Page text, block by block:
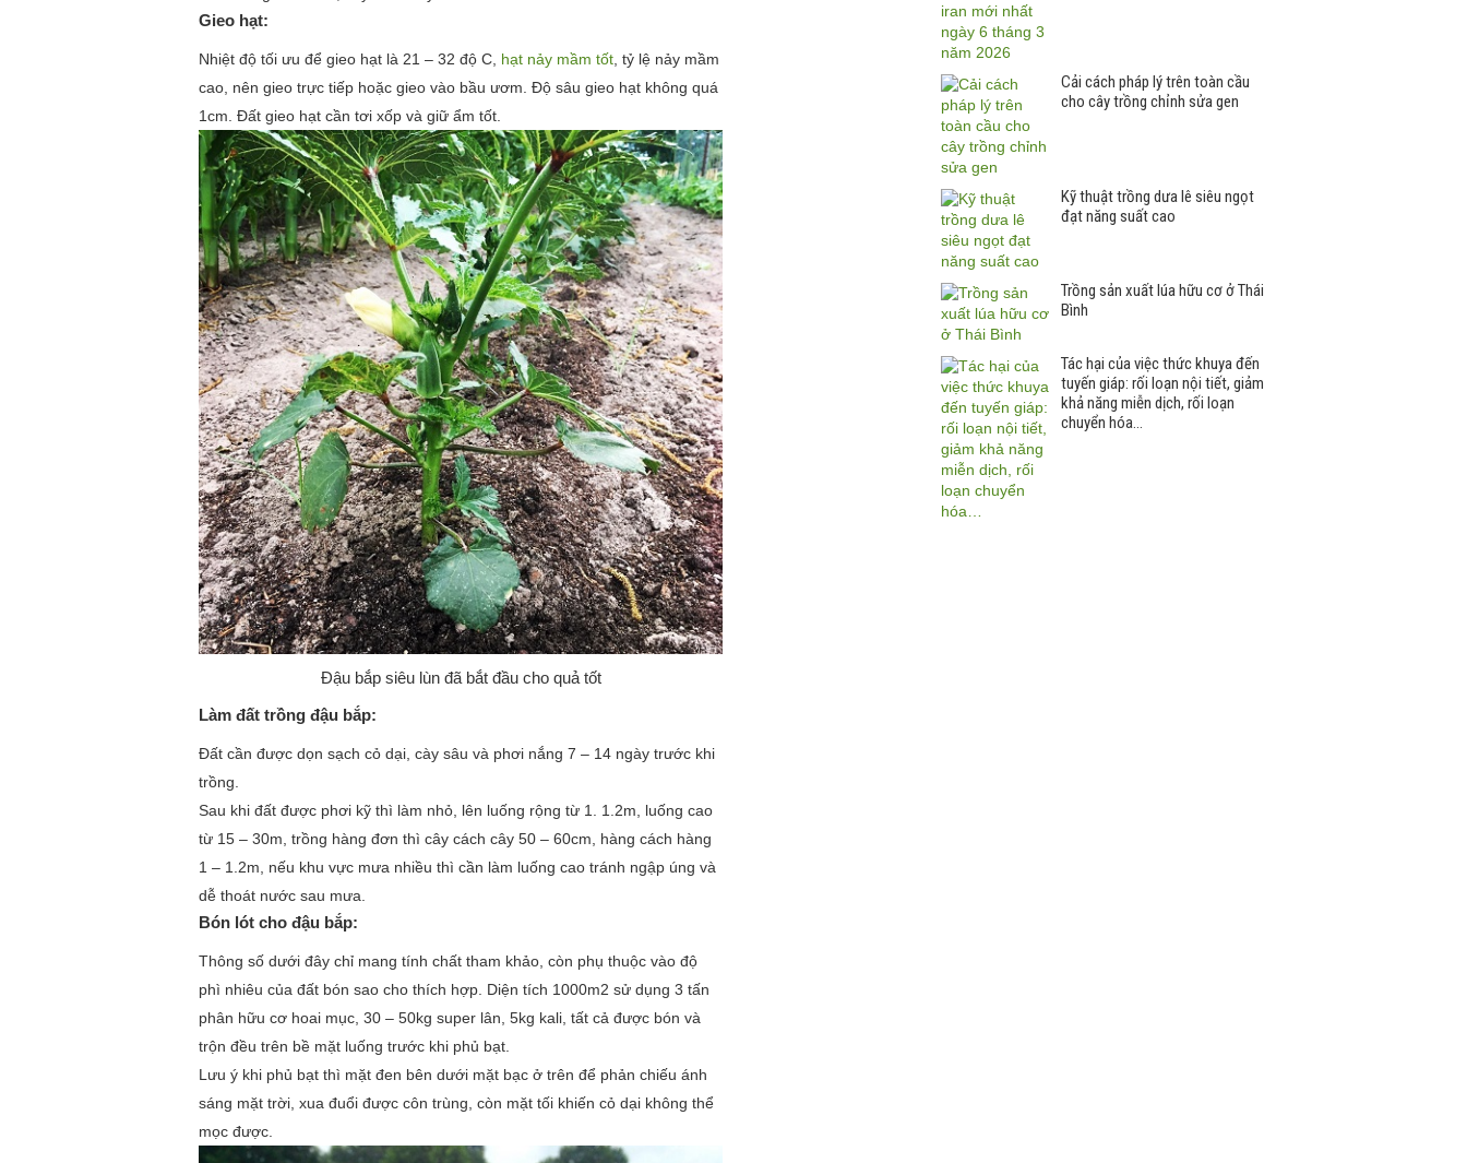
Gieo hạt:
Nhiệt độ tối ưu để gieo hạt là 21 – 32 độ C, hạt nảy mầm tốt, tỷ lệ nảy mầm
cao, nên gieo trực tiếp hoặc gieo vào bầu ươm. Độ sâu gieo hạt không quá
1cm. Đất gieo hạt cần tơi xốp và giữ ẩm tốt.
Đậu bắp siêu lùn đã bắt đầu cho quả tốt
Làm đất trồng đậu bắp:
Đất cần được dọn sạch cỏ dại, cày sâu và phơi nắng 7 – 14 ngày trước khi
trồng.
Sau khi đất được phơi kỹ thì làm nhỏ, lên luống rộng từ 1. 1.2m, luống cao
từ 15 – 30m, trồng hàng đơn thì cây cách cây 50 – 60cm, hàng cách hàng
1 – 1.2m, nếu khu vực mưa nhiều thì cần làm luống cao tránh ngập úng và
dễ thoát nước sau mưa.
Bón lót cho đậu bắp:
Thông số dưới đây chỉ mang tính chất tham khảo, còn phụ thuộc vào độ
phì nhiêu của đất bón sao cho thích hợp. Diện tích 1000m2 sử dụng 3 tấn
phân hữu cơ hoai mục, 30 – 50kg super lân, 5kg kali, tất cả được bón và
trộn đều trên bề mặt luống trước khi phủ bạt.
Lưu ý khi phủ bạt thì mặt đen bên dưới mặt bạc ở trên để phản chiếu ánh
sáng mặt trời, xua đuổi được côn trùng, còn mặt tối khiến cỏ dại không thể
mọc được.
Cải cách pháp lý trên toàn cầu
cho cây trồng chỉnh sửa gen
Kỹ thuật trồng dưa lê siêu ngọt
đạt năng suất cao
Trồng sản xuất lúa hữu cơ ở Thái
Bình
Tác hại của việc thức khuya đến
tuyến giáp: rối loạn nội tiết, giảm
khả năng miễn dịch, rối loạn
chuyển hóa…